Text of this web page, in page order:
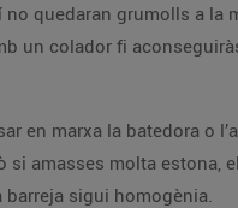
no quedaran grumolls a
un colador fi
en marxa la batedora o
si amasses molta estona,
sigui homogènia.